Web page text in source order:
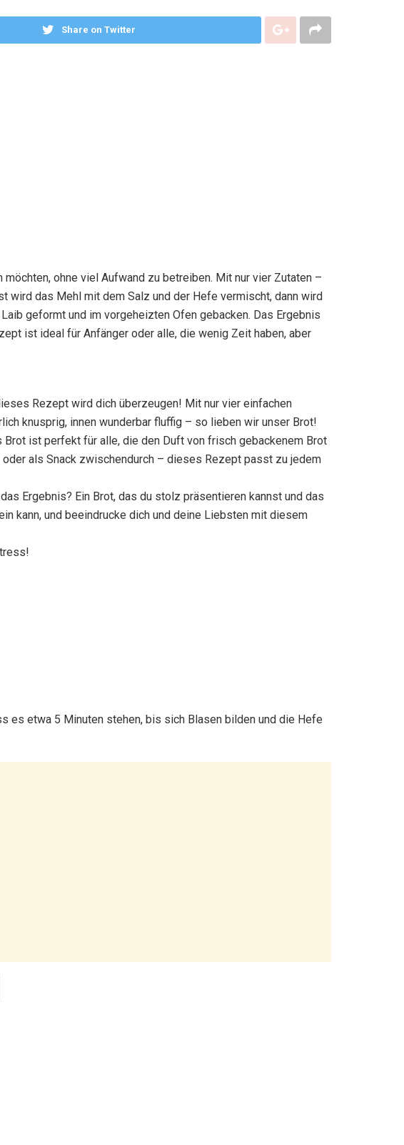
Share on Twitter
ohne viel Aufwand zu betreiben. Mit nur vier Zutaten –
das Mehl mit dem Salz und der Hefe vermischt, dann wird
geformt und im vorgeheizten Ofen gebacken. Das Ergebnis
ist ideal für Anfänger oder alle, die wenig Zeit haben, aber
Rezept wird dich überzeugen! Mit nur vier einfachen
knusprig, innen wunderbar fluffig – so lieben wir unser Brot!
ist perfekt für alle, die den Duft von frisch gebackenem Brot
oder als Snack zwischendurch – dieses Rezept passt zu jedem
Ergebnis? Ein Brot, das du stolz präsentieren kannst und das
kann, und beeindrucke dich und deine Liebsten mit diesem
es etwa 5 Minuten stehen, bis sich Blasen bilden und die Hefe